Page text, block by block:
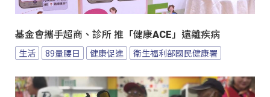
基金會攜手超商、診所 推「健康ACE」遠離疾病
生活 89量腰日 健康促進 衛生福利部國民健康署